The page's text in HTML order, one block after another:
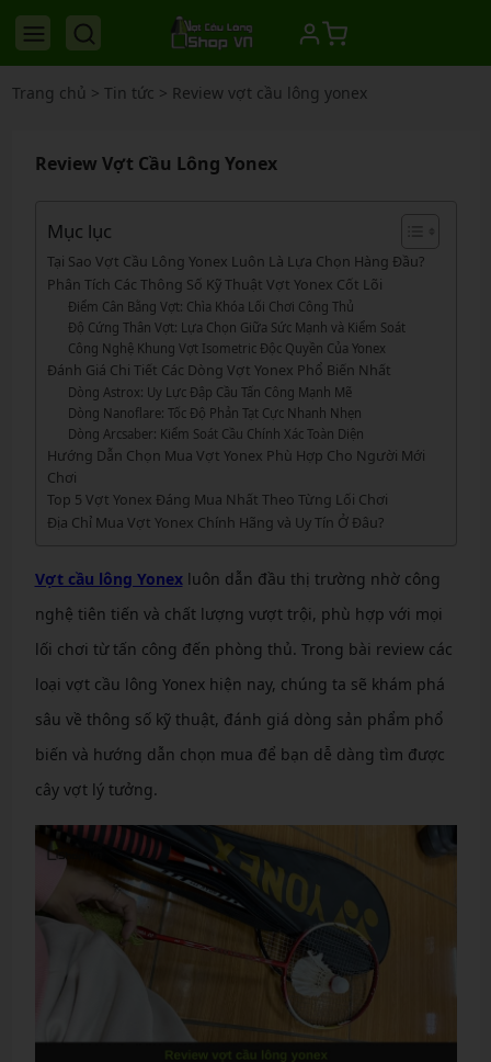
Trang chủ > Tin tức > Review vợt cầu lông yonex
Review Vợt Cầu Lông Yonex
Mục lục
Tại Sao Vợt Cầu Lông Yonex Luôn Là Lựa Chọn Hàng Đầu?
Phân Tích Các Thông Số Kỹ Thuật Vợt Yonex Cốt Lõi
Điểm Cân Bằng Vợt: Chìa Khóa Lối Chơi Công Thủ
Độ Cứng Thân Vợt: Lựa Chọn Giữa Sức Mạnh và Kiểm Soát
Công Nghệ Khung Vợt Isometric Độc Quyền Của Yonex
Đánh Giá Chi Tiết Các Dòng Vợt Yonex Phổ Biến Nhất
Dòng Astrox: Uy Lực Đập Cầu Tấn Công Mạnh Mẽ
Dòng Nanoflare: Tốc Độ Phản Tạt Cực Nhanh Nhẹn
Dòng Arcsaber: Kiểm Soát Cầu Chính Xác Toàn Diện
Hướng Dẫn Chọn Mua Vợt Yonex Phù Hợp Cho Người Mới
Chơi
Top 5 Vợt Yonex Đáng Mua Nhất Theo Từng Lối Chơi
Địa Chỉ Mua Vợt Yonex Chính Hãng và Uy Tín Ở Đâu?
Vợt cầu lông Yonexluôn dẫn đầu thị trường nhờ công
nghệ tiên tiến và chất lượng vượt trội, phù hợp với mọi
lối chơi từ tấn công đến phòng thủ. Trong bài review các
loại vợt cầu lông Yonex hiện nay, chúng ta sẽ khám phá
sâu về thông số kỹ thuật, đánh giá dòng sản phẩm phổ
biến và hướng dẫn chọn mua để bạn dễ dàng tìm được
cây vợt lý tưởng.